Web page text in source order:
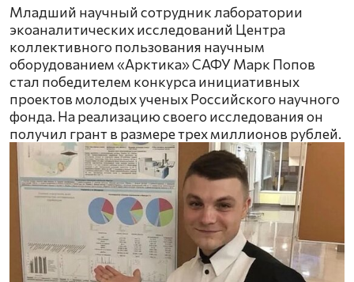
Младший научный сотрудник лаборатории
экоаналитических исследований Центра
коллективного пользования научным
оборудованием «Арктика» САФУ Марк Попов
стал победителем конкурса инициативных
проектов молодых ученых Российского научного
фонда. На реализацию своего исследования он
получил грант в размере трех миллионов рублей.